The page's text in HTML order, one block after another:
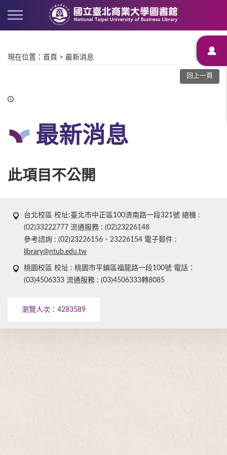
現在位置 ： 首頁 > 最新消息
回上一頁
最新消息
此項目不公開
台北校區 校址:臺北市中正區100濟南路一段321號 總機 :
(02)33222777 流通服務 : (02)23226148
參考諮詢 : (02)23226156、23226154 電子郵件 :
library@ntub.edu.tw
桃園校區 校址 : 桃園市平鎮區福龍路一段100號 電話：
(03)4506333 流通服務 : (03)4506333轉8085
瀏覽人次： 4283589